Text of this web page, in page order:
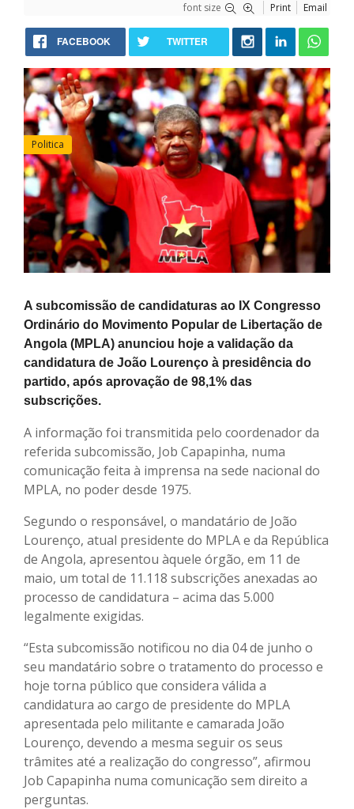
font size Print Email
FACEBOOK TWITTER
Politica
A subcomissão de candidaturas ao IX Congresso
Ordinário do Movimento Popular de Libertação de
Angola (MPLA) anunciou hoje a validação da
candidatura de João Lourenço à presidência do
partido, após aprovação de 98,1% das
subscrições.
A informação foi transmitida pelo coordenador da
referida subcomissão, Job Capapinha, numa
comunicação feita à imprensa na sede nacional do
MPLA, no poder desde 1975.
Segundo o responsável, o mandatário de João
Lourenço, atual presidente do MPLA e da República
de Angola, apresentou àquele órgão, em 11 de
maio, um total de 11.118 subscrições anexadas ao
processo de candidatura – acima das 5.000
legalmente exigidas.
“Esta subcomissão notificou no dia 04 de junho o
seu mandatário sobre o tratamento do processo e
hoje torna público que considera válida a
candidatura ao cargo de presidente do MPLA
apresentada pelo militante e camarada João
Lourenço, devendo a mesma seguir os seus
trâmites até a realização do congresso”, afirmou
Job Capapinha numa comunicação sem direito a
perguntas.